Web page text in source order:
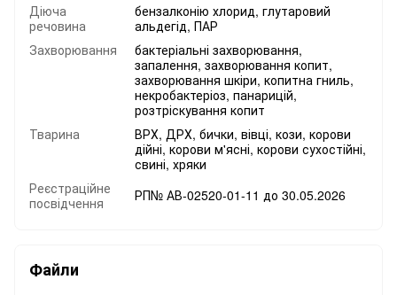
Діюча
речовина
бензалконію хлорид, глутаровий
альдегід, ПАР
Захворювання
бактеріальні захворювання,
запалення, захворювання копит,
захворювання шкіри, копитна гниль,
некробактеріоз, панарицій,
розтріскування копит
Тварина
ВРХ, ДРХ, бички, вівці, кози, корови
дійні, корови м'ясні, корови сухостійні,
свині, хряки
Реєстраційне
посвідчення
РП№ АВ-02520-01-11 до 30.05.2026
Файли